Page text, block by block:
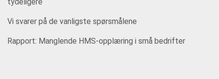
Vi svarer på de vanligste spørsmålene
Rapport: Manglende HMS-opplæring i små bedrifter